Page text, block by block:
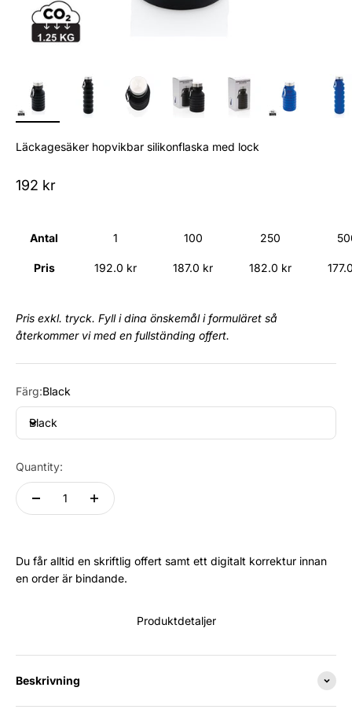
Läckagesäker hopvikbar silikonflaska med lock
Sale price
192 kr
Antal
Pris
1
192.0 kr
100
187.0 kr
250
182.0 kr
Pris exkl. tryck. Fyll i dina önskemål i formuläret så
återkommer vi med en fullständing offert.
Färg:Black
Black
Quantity:
Du får alltid en skriftlig offert samt ett digitalt korrektur innan
en order är bindande.
Produktdetaljer
Beskrivning